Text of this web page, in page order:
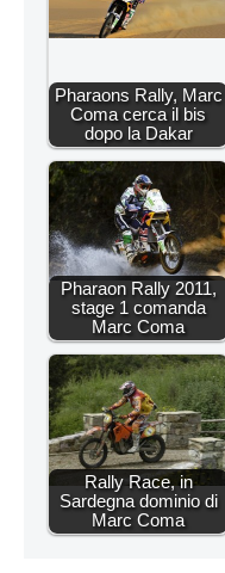
Pharaons Rally, Marc
Coma cerca il bis
dopo la Dakar
Pharaon Rally 2011,
stage 1 comanda
Marc Coma
Rally Race, in
Sardegna dominio di
Marc Coma